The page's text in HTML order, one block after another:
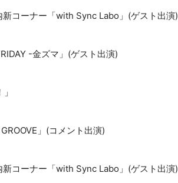
コーナー「with Sync Labo」(ゲスト出演)
-金ズマ」(ゲスト出演)
」(コメント出演)
コーナー「with Sync Labo」(ゲスト出演)